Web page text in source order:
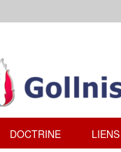
DOCTRINE LIENS